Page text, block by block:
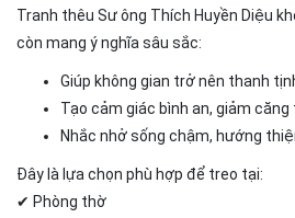
Tranh thêu Sư ông Thích Huyền Diệu
còn mang ý nghĩa sâu sắc:
Giúp không gian trở nên thanh
Tạo cảm giác bình an, giảm căng
Nhắc nhở sống chậm, hướng
Đây là lựa chọn phù hợp để treo tại:
✔ Phòng thờ